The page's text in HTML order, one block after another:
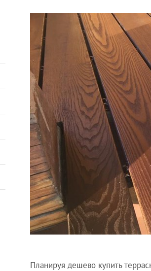
Планируя дешево купить